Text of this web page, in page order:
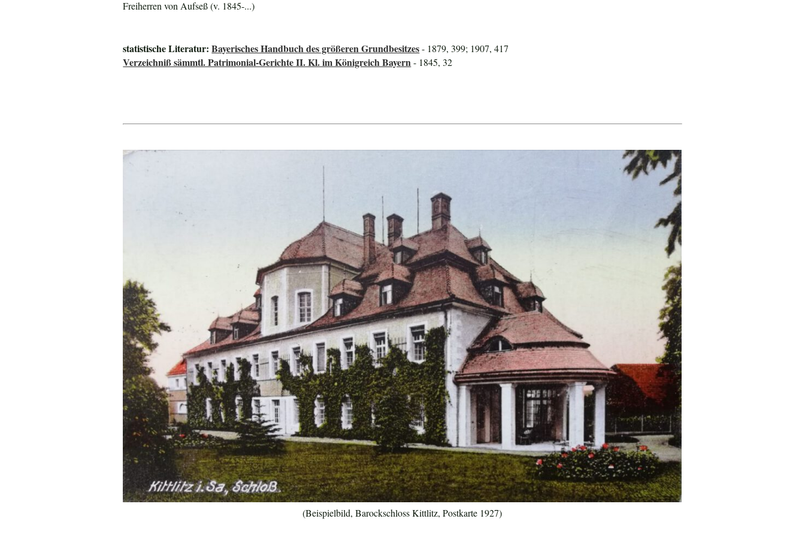
Freiherren von Aufseß (v. 1845-...)
statistische Literatur:Bayerisches Handbuch des größeren Grundbesitzes- 1879, 399; 1907, 417
Verzeichniß sämmtl. Patrimonial-Gerichte II. Kl. im Königreich Bayern- 1845, 32
(Beispielbild, Barockschloss Kittlitz, Postkarte 1927)